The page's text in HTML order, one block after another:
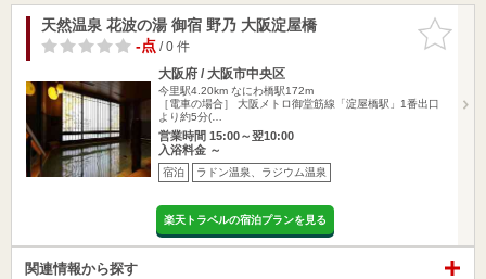
お気に入
りに追加
天然温泉 花波の湯 御宿 野乃 大阪淀屋橋
-点/ 0 件
大阪府 / 大阪市中央区
今里駅4.20km なにわ橋駅172m
［電車の場合］ 大阪メトロ御堂筋線「淀屋橋駅」1番出口
より約5分(…
営業時間 15:00～翌10:00
入浴料金 ～
宿泊 ラドン温泉、ラジウム温泉
楽天トラベルの宿泊プランを見る
関連情報から探す